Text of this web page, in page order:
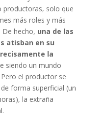
solo que
más roles y más
De hecho, una de las
atisban en su
la
siendo un mundo
el productor se
forma superficial (un
la extraña